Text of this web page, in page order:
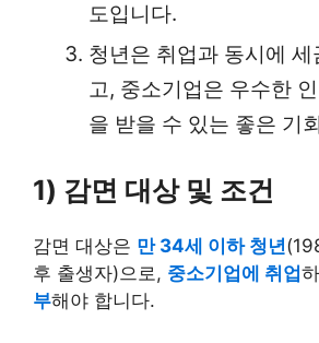
도입니다.
청년은 취업과 동시에 세
고, 중소기업은 우수한
을 받을 수 있는 좋은 기
1) 감면 대상 및 조건
감면 대상은 만 34세 이하 청년
후 출생자)으로, 중소기업에 취업
부해야 합니다.